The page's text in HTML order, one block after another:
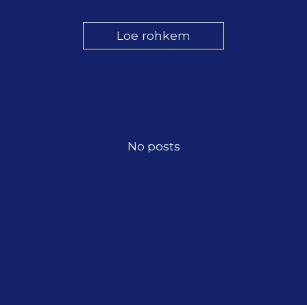
Loe rohkem
No posts